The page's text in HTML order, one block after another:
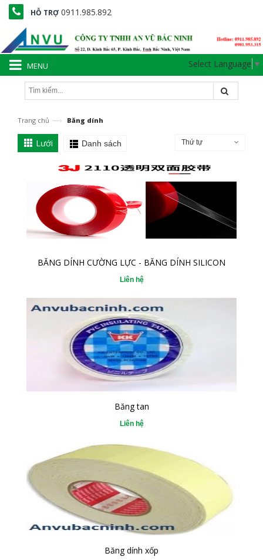
HỖ TRỢ 0911.985.892
MENU Select Language ▼
Trang chủ —› Băng dính
Lưới Danh sách Thứ tự
BĂNG DÍNH CƯỜNG LỰC - BĂNG DÍNH SILICON
Liên hệ
Băng tan
Liên hệ
Băng dính xốp